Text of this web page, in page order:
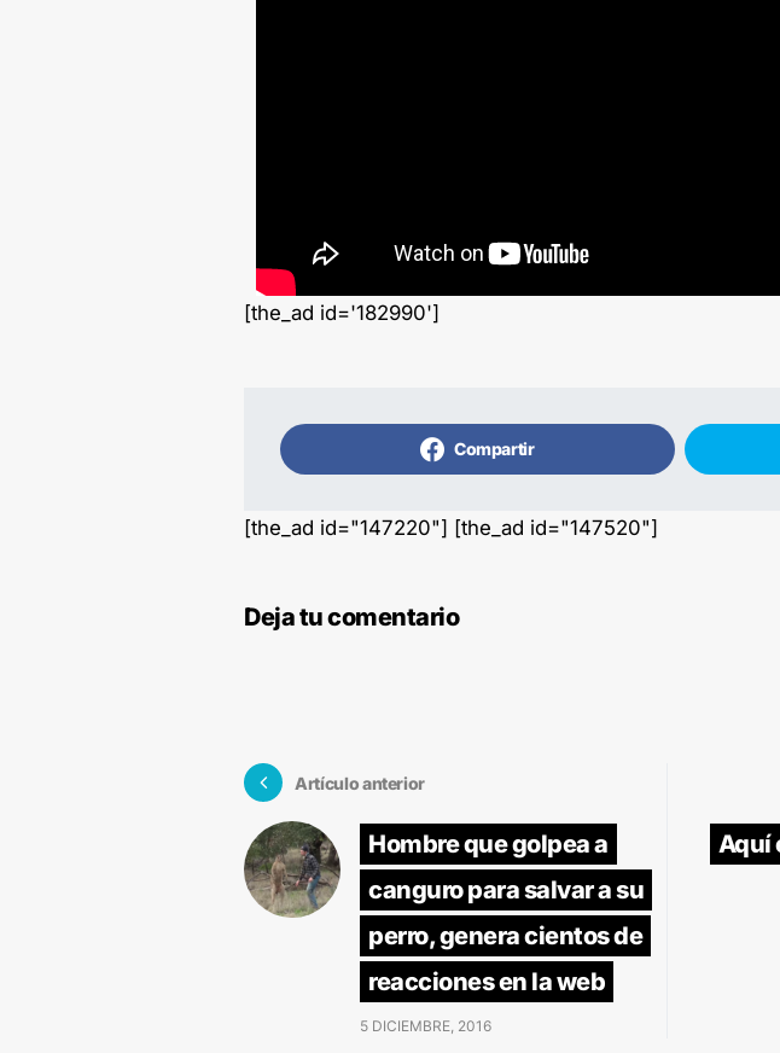
[the_ad id='182990']
Compartir
[the_ad id="147220"] [the_ad id="147520"]
Deja tu comentario
Artículo anterior
Hombre que golpea a
canguro para salvar a su
perro, genera cientos de
reacciones en la web
5 DICIEMBRE, 2016
Aquí